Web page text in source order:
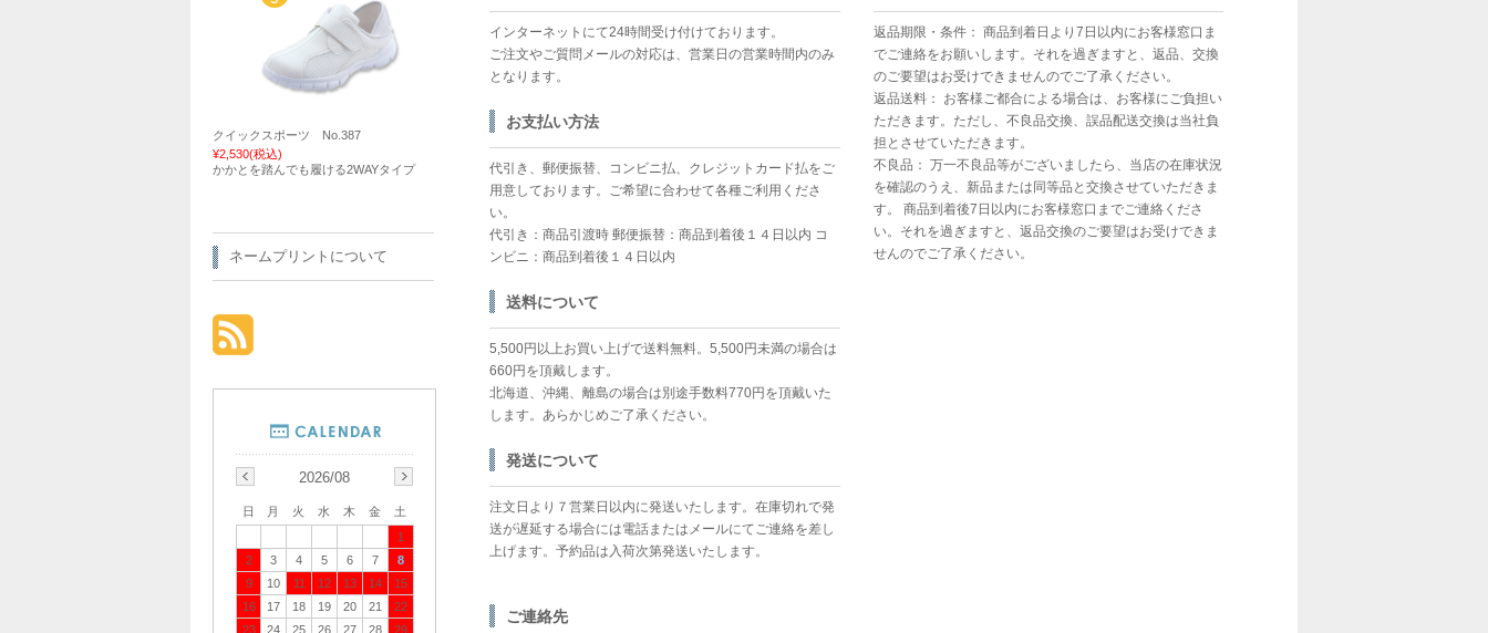
インターネットにて24時間受け付けております。
ご注文やご質問メールの対応は、営業日の営業時間内のみ
となります。
お支払い方法
代引き、郵便振替、コンビニ払、クレジットカード払をご
用意しております。ご希望に合わせて各種ご利用くださ
い。
代引き：商品引渡時 郵便振替：商品到着後１４日以内 コ
ンビニ：商品到着後１４日以内
送料について
5,500円以上お買い上げで送料無料。5,500円未満の場合は
660円を頂戴します。
北海道、沖縄、離島の場合は別途手数料770円を頂戴いた
します。あらかじめご了承ください。
発送について
注文日より７営業日以内に発送いたします。在庫切れで発
送が遅延する場合には電話またはメールにてご連絡を差し
上げます。予約品は入荷次第発送いたします。
返品期限・条件： 商品到着日より7日以内にお客様窓口ま
でご連絡をお願いします。それを過ぎますと、返品、交換
のご要望はお受けできませんのでご了承ください。
返品送料： お客様ご都合による場合は、お客様にご負担い
ただきます。ただし、不良品交換、誤品配送交換は当社負
担とさせていただきます。
不良品： 万一不良品等がございましたら、当店の在庫状況
を確認のうえ、新品または同等品と交換させていただきま
す。 商品到着後7日以内にお客様窓口までご連絡くださ
い。それを過ぎますと、返品交換のご要望はお受けできま
せんのでご了承ください。
ご連絡先
クイックスポーツ No.387
¥2,530(税込)
かかとを踏んでも履ける2WAYタイプ
ネームプリントについて
2026/08
日 月 火 水 木 金
土
1
2
3 4 5 6 7
8
9
10 11 12 13 14
15
16
17 18 19 20 21
22
23
24 25 26 27 28 29